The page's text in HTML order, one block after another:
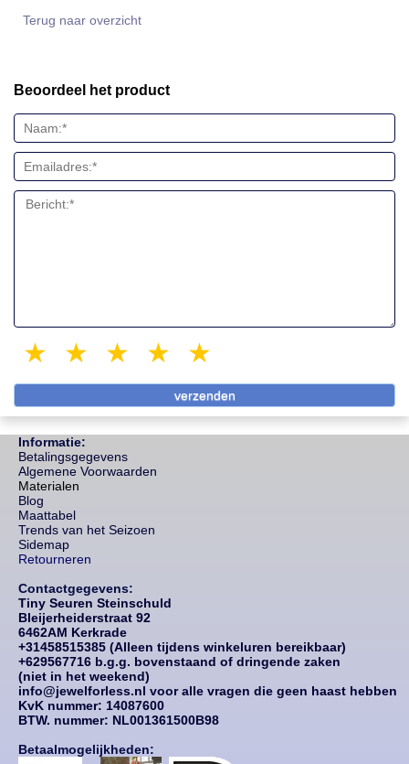
Terug naar overzicht
Beoordeel het product
4 stars
3 stars
2 stars
1 star
Informatie:
Betalingsgegevens
Algemene Voorwaarden
Materialen
Blog
Maattabel
Trends van het Seizoen
Sidemap
Retourneren
Contactgegevens:
Tiny Seuren Steinschuld
Bleijerheiderstraat 92
6462AM Kerkrade
+31458515385 (Alleen tijdens winkeluren bereikbaar)
+629567716 b.g.g. bovenstaand of dringende zaken
(niet in het weekend)
info@jewelforless.nl voor alle vragen die geen haast hebben
KvK nummer: 14087600
BTW. nummer: NL001361500B98
Betaalmogelijkheden: